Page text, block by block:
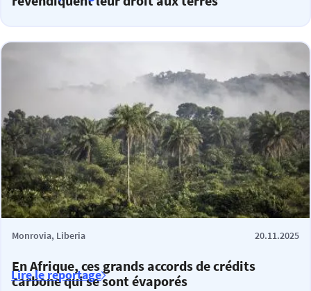
Monrovia, Liberia 20.11.2025
En Afrique, ces grands accords de crédits
carbone qui se sont évaporés
Lire le reportage